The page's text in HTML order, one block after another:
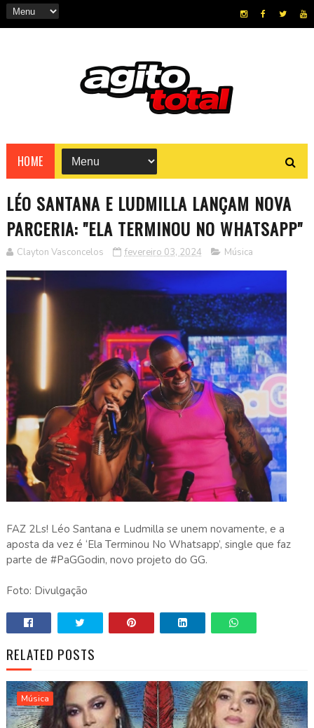
HOME
LÉO SANTANA E LUDMILLA LANÇAM NOVA
PARCERIA: "ELA TERMINOU NO WHATSAPP"
Clayton Vasconcelos fevereiro 03, 2024 Música
FAZ 2Ls! Léo Santana e Ludmilla se unem novamente, e a
aposta da vez é ‘Ela Terminou No Whatsapp’, single que faz
parte de #PaGGodin, novo projeto do GG.
Foto: Divulgação
RELATED POSTS
Música